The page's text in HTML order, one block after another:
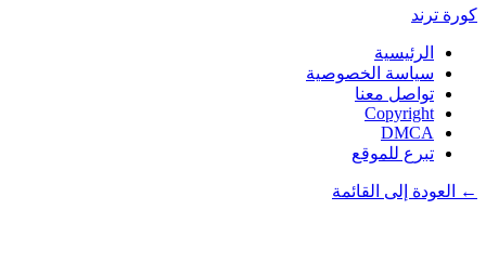
كورة ترند
الرئيسية
سياسة الخصوصية
تواصل معنا
Copyright
DMCA
تبرع للموقع
← العودة إلى القائمة